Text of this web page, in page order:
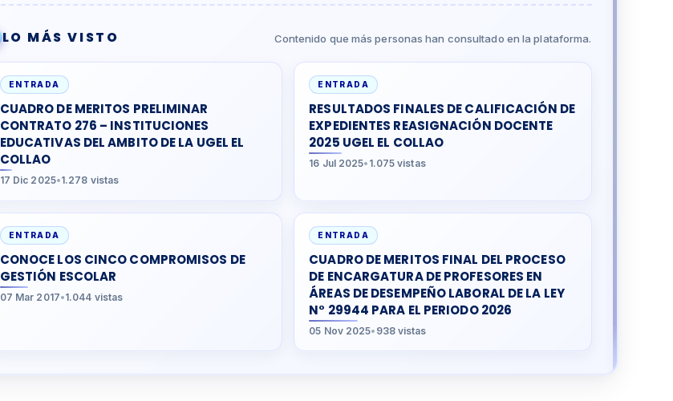
LO MÁS VISTO Contenido que más personas han consultado en la plataforma.
ENTRADA
CUADRO DE MERITOS PRELIMINAR
CONTRATO 276 – INSTITUCIONES
EDUCATIVAS DEL AMBITO DE LA UGEL EL
COLLAO
17 Dic 2025•1.278 vistas
ENTRADA
RESULTADOS FINALES DE CALIFICACIÓN DE
EXPEDIENTES REASIGNACIÓN DOCENTE
2025 UGEL EL COLLAO
16 Jul 2025• 1.075 vistas
ENTRADA
CONOCE LOS CINCO COMPROMISOS DE
GESTIÓN ESCOLAR
07 Mar 2017•1.044 vistas
ENTRADA
CUADRO DE MERITOS FINAL DEL PROCESO
DE ENCARGATURA DE PROFESORES EN
ÁREAS DE DESEMPEÑO LABORAL DE LA LEY
N° 29944 PARA EL PERIODO 2026
05 Nov 2025• 938 vistas